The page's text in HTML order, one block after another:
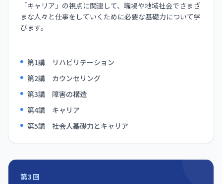
「キャリア」の視点に関連して、職場や地域社会でさまざ
まな人々と仕事をしていくために必要な基礎力について学
びます。
第1講 リハビリテーション
第2講 カウンセリング
第3講 障害の構造
第4講 キャリア
第5講 社会人基礎力とキャリア
第3回